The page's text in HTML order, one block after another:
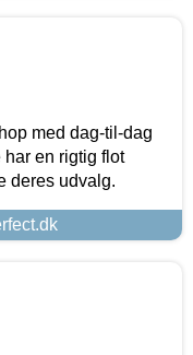
med dag-til-dag
har en rigtig flot
deres udvalg.